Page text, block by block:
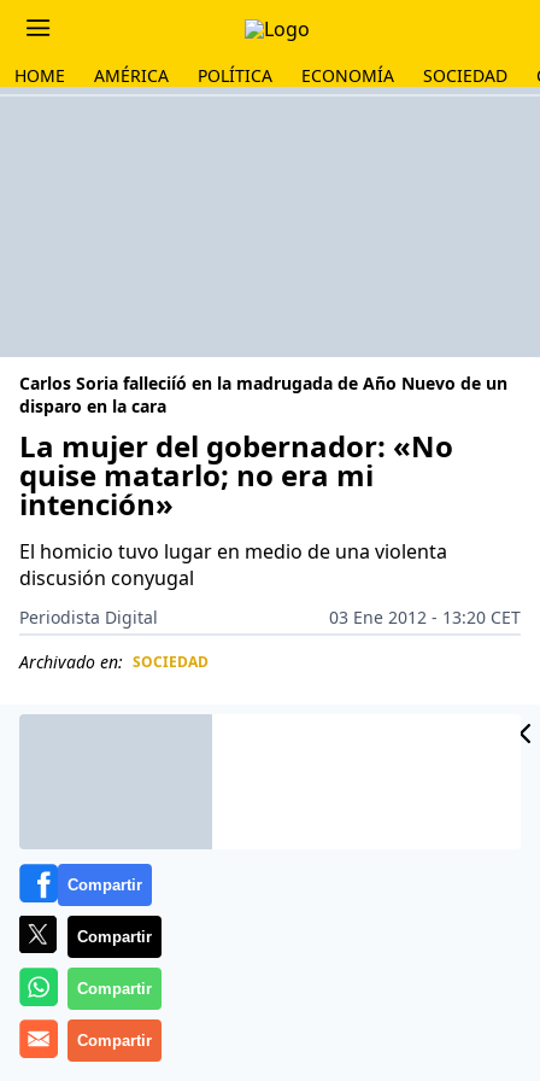
HOME AMÉRICA POLÍTICA ECONOMÍA SOCIEDAD
Carlos Soria falleciíó en la madrugada de Año Nuevo de un
disparo en la cara
La mujer del gobernador: «No
quise matarlo; no era mi
intención»
El homicio tuvo lugar en medio de una violenta
discusión conyugal
Periodista Digital
03 Ene 2012 - 13:20 CET
Archivado en: SOCIEDAD
Más información
Compartir
Compartir
Compartir
Compartir